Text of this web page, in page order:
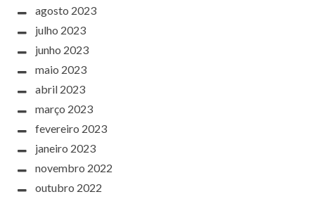
agosto 2023
julho 2023
junho 2023
maio 2023
abril 2023
março 2023
fevereiro 2023
janeiro 2023
novembro 2022
outubro 2022